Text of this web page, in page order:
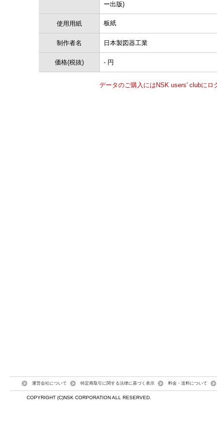
ー出版)
使用用紙 板紙
制作者名 日本製図器工業
価格(税抜) - 円
データのご購入にはNSK users' clubにロ
運営会社について 特定商取引に関する法律に基づく表示 料金・送料について
COPYRIGHT (C)NSK CORPORATION ALL RESERVED.